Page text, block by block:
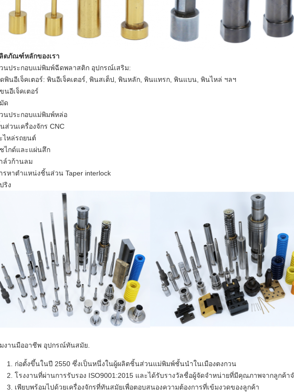
เราจะโทรกลับหาคุณเร็ว ๆ นี้!
เสนอ
ตภัณฑ์หลักของเรา
นประกอบแม่พิมพ์ฉีดพลาสติก อุปกรณ์เสริม:
พินอีเจ็คเตอร์: พินอีเจ็คเตอร์, พินสเต็ป, พินหลัก, พินแทรก, พินแบน, พินไหล่ ฯลฯ
นอีเจ็คเตอร์
ด
นประกอบแม่พิมพ์หล่อ
ส่วนเครื่องจักร CNC
ไหล่รถยนต์
ไกด์และแผ่นสึก
ล์วก้านลม
รหาตำแหน่งชิ้นส่วน Taper interlock
ริง
งานมืออาชีพ อุปกรณ์ทันสมัย.
ก่อตั้งขึ้นในปี 2550 ซึ่งเป็นหนึ่งในผู้ผลิตชิ้นส่วนแม่พิมพ์ชั้นนำในเมืองตงกวน
โรงงานที่ผ่านการรับรอง ISO9001:2015 และได้รับรางวัลชื่อผู้จัดจำหน่ายที่มีคุณภาพจากลูกค้า
เพียบพร้อมไปด้วยเครื่องจักรที่ทันสมัยเพื่อตอบสนองความต้องการที่เข้มงวดของลูกค้า